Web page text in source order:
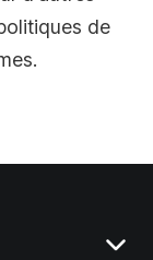
de